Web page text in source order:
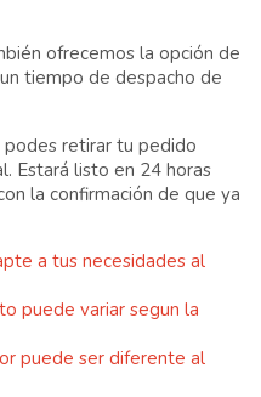
ofrecemos la opción de
tiempo de despacho de
podes retirar tu pedido
Estará listo en 24 horas
la confirmación de que ya
a tus necesidades al
puede variar segun la
puede ser diferente al